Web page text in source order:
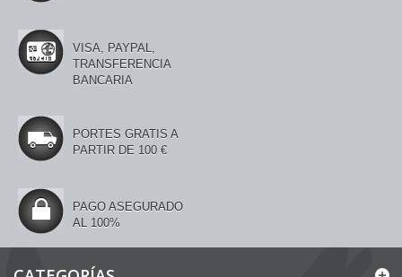
VISA, PAYPAL,
TRANSFERENCIA
BANCARIA
PORTES GRATIS A
PARTIR DE 100 €
PAGO ASEGURADO
AL 100%